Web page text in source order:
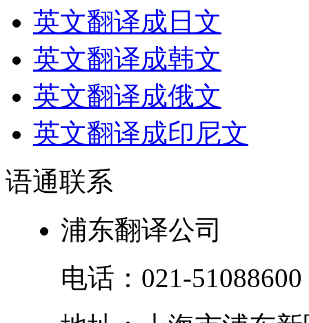
英文翻译成日文
英文翻译成韩文
英文翻译成俄文
英文翻译成印尼文
语通联系
浦东翻译公司
电话： 021-51088600